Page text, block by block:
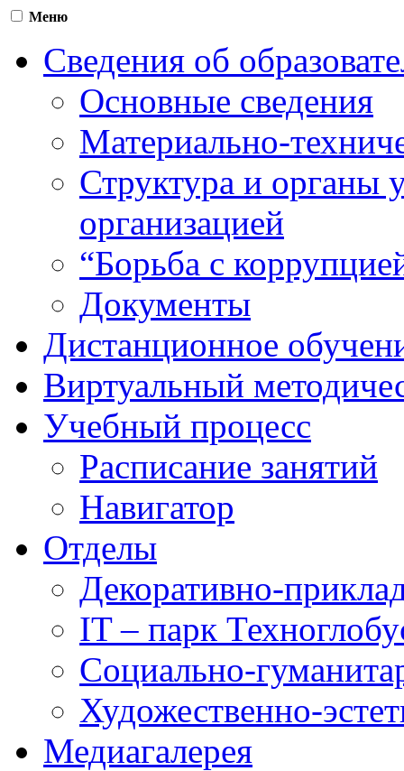
Меню
Сведения об
Основные сведения
Материально-
Структура и органы
организацией
“Борьба с
Документы
Дистанционное
Виртуальный
Учебный процесс
Расписание занятий
Навигатор
Отделы
Декоративно-
IT – парк
Социально-
Художественно-
Медиагалерея